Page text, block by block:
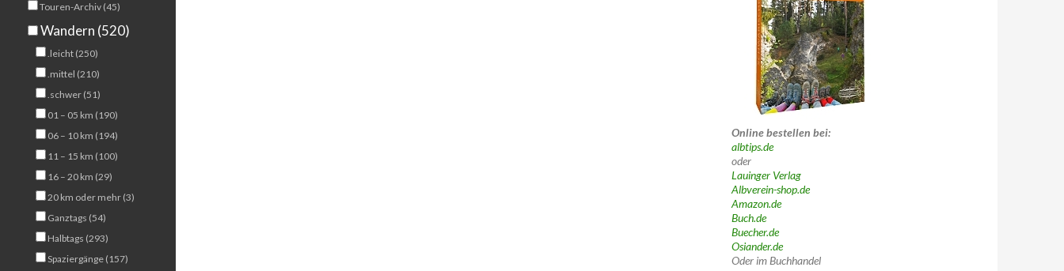
Online bestellen bei:
albtips.de
oder
Lauinger Verlag
Albverein-shop.de
Amazon.de
Buch.de
Buecher.de
Osiander.de
Oder im Buchhandel
Touren-Archiv (45)
Wandern (520)
.leicht (250)
.mittel (210)
.schwer (51)
01 – 05 km (190)
06 – 10 km (194)
11 – 15 km (100)
16 – 20 km (29)
20 km oder mehr (3)
Ganztags (54)
Halbtags (293)
Spaziergänge (157)